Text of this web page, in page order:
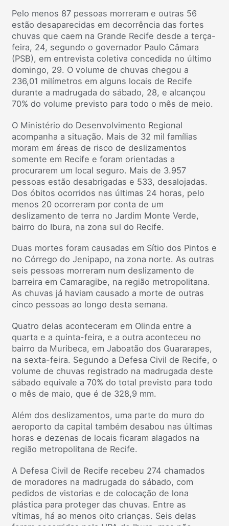
Pelo menos 87 pessoas morreram e outras 56
estão desaparecidas em decorrência das fortes
chuvas que caem na Grande Recife desde a terça-
feira, 24, segundo o governador Paulo Câmara
(PSB), em entrevista coletiva concedida no último
domingo, 29. O volume de chuvas chegou a
236,01 milímetros em alguns locais de Recife
durante a madrugada do sábado, 28, e alcançou
70% do volume previsto para todo o mês de meio.
O Ministério do Desenvolvimento Regional
acompanha a situação. Mais de 32 mil famílias
moram em áreas de risco de deslizamentos
somente em Recife e foram orientadas a
procurarem um local seguro. Mais de 3.957
pessoas estão desabrigadas e 533, desalojadas.
Dos óbitos ocorridos nas últimas 24 horas, pelo
menos 20 ocorreram por conta de um
deslizamento de terra no Jardim Monte Verde,
bairro do Ibura, na zona sul do Recife.
Duas mortes foram causadas em Sítio dos Pintos e
no Córrego do Jenipapo, na zona norte. As outras
seis pessoas morreram num deslizamento de
barreira em Camaragibe, na região metropolitana.
As chuvas já haviam causado a morte de outras
cinco pessoas ao longo desta semana.
Quatro delas aconteceram em Olinda entre a
quarta e a quinta-feira, e a outra aconteceu no
bairro da Muribeca, em Jaboatão dos Guararapes,
na sexta-feira. Segundo a Defesa Civil de Recife, o
volume de chuvas registrado na madrugada deste
sábado equivale a 70% do total previsto para todo
o mês de maio, que é de 328,9 mm.
Além dos deslizamentos, uma parte do muro do
aeroporto da capital também desabou nas últimas
horas e dezenas de locais ficaram alagados na
região metropolitana de Recife.
A Defesa Civil de Recife recebeu 274 chamados
de moradores na madrugada do sábado, com
pedidos de vistorias e de colocação de lona
plástica para proteger das chuvas. Entre as
vítimas, há ao menos oito crianças. Seis delas